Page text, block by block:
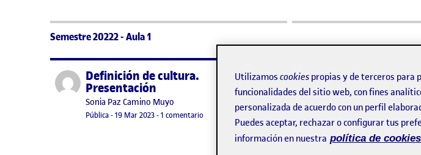
Semestre 20222 - Aula 1
Publicado porDefinición de cultura.
Presentación
Publicado por
Sonia Paz Camino Muyo
Visibilidad:
Pública-Fecha de publicación
19 Mar 2023-1 comentario en Definición de cultura. Presentación
Francesco Giaverisays:
Visibilidad:
Pública 31 marzo, 2023
Perfecto Sonia, recibido,
muchas gracias!
Utilizamos cookies propias y de terceros para
funcionalidades del sitio web, con fines
personalizada de acuerdo con un perfil
Puedes aceptar, rechazar o configurar tus
información en nuestra política de